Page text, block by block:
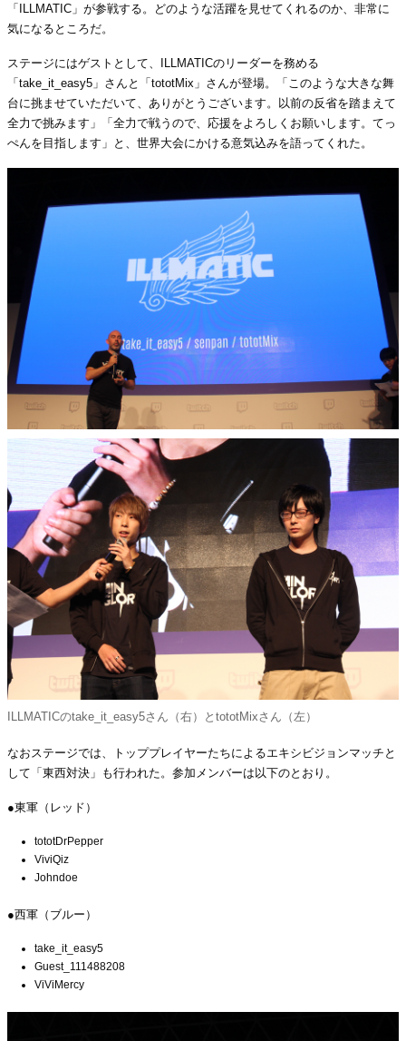
「ILLMATIC」が参戦する。どのような活躍を見せてくれるのか、非常に
気になるところだ。
ステージにはゲストとして、ILLMATICのリーダーを務める
「take_it_easy5」さんと「tototMix」さんが登場。「このような大きな舞
台に挑ませていただいて、ありがとうございます。以前の反省を踏まえて
全力で挑みます」「全力で戦うので、応援をよろしくお願いします。てっ
ぺんを目指します」と、世界大会にかける意気込みを語ってくれた。
ILLMATICのtake_it_easy5さん（右）とtototMixさん（左）
なおステージでは、トッププレイヤーたちによるエキシビジョンマッチと
して「東西対決」も行われた。参加メンバーは以下のとおり。
●東軍（レッド）
tototDrPepper
ViviQiz
Johndoe
●西軍（ブルー）
take_it_easy5
Guest_111488208
ViViMercy